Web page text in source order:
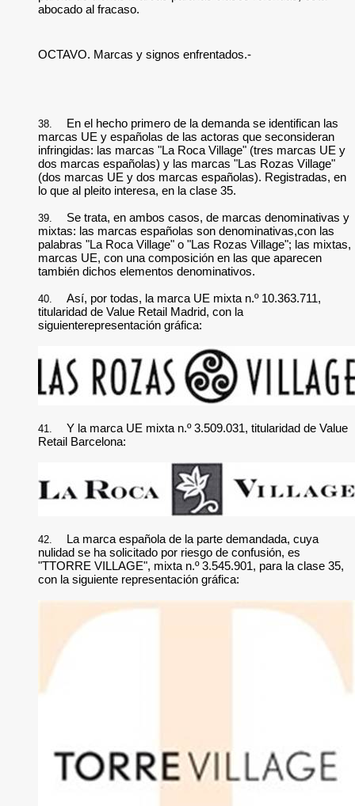
abocado al fracaso.
OCTAVO. Marcas y signos enfrentados.-
38.
En el hecho primero de la demanda se identifican las
marcas UE y españolas de las actoras que seconsideran
infringidas: las marcas "La Roca Village" (tres marcas UE y
dos marcas españolas) y las marcas "Las Rozas Village"
(dos marcas UE y dos marcas españolas). Registradas, en
lo que al pleito interesa, en la clase 35.
39.
Se trata, en ambos casos, de marcas denominativas y
mixtas: las marcas españolas son denominativas,con las
palabras "La Roca Village" o "Las Rozas Village"; las mixtas,
marcas UE, con una composición en las que aparecen
también dichos elementos denominativos.
40.
Así, por todas, la marca UE mixta n.º 10.363.711,
titularidad de Value Retail Madrid, con la
siguienterepresentación gráfica:
41.
Y la marca UE mixta n.º 3.509.031, titularidad de Value
Retail Barcelona:
42.
La marca española de la parte demandada, cuya
nulidad se ha solicitado por riesgo de confusión, es
"TTORRE VILLAGE", mixta n.º 3.545.901, para la clase 35,
con la siguiente representación gráfica: